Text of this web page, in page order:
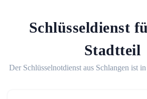
Schlüsseldienst
Stadtteil
Der Schlüsselnotdienst aus Schlangen ist